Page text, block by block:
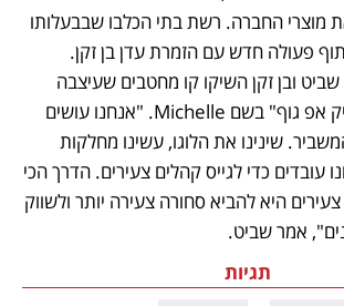
אמר שביט.
תגיות